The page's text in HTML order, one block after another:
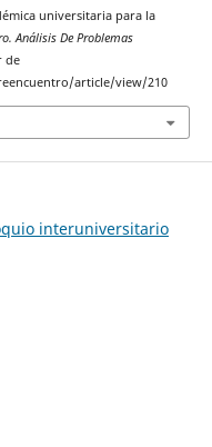
universitaria para la
Análisis De Problemas
de
article/view/210
interuniversitario